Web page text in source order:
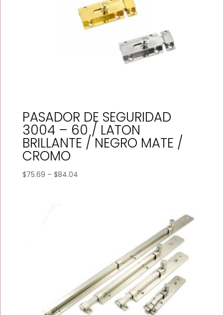
PASADOR DE SEGURIDAD
3004 – 60 / LATON
BRILLANTE / NEGRO MATE /
CROMO
$75.69 – $84.04Price